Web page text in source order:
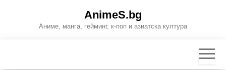
AnimeS.bg
Аниме, манга, гейминг, к-поп и азиатска култура